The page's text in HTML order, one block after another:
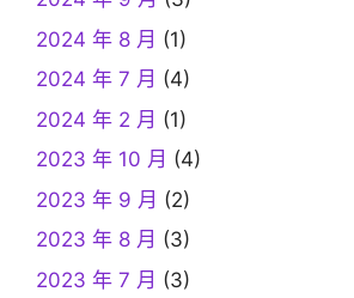
2024 年 8 月 (1)
2024 年 7 月 (4)
2024 年 2 月 (1)
2023 年 10 月 (4)
2023 年 9 月 (2)
2023 年 8 月 (3)
2023 年 7 月 (3)